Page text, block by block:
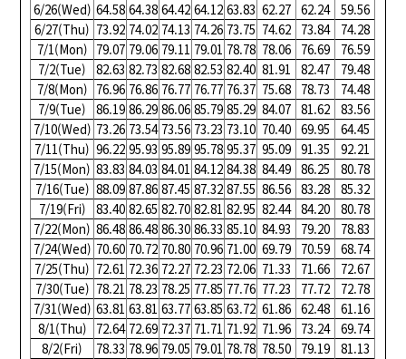
6/26(Wed) 64.58 64.38 64.42 64.12 63.83 62.27 62.24
59.56
6/27(Thu) 73.92 74.02 74.13 74.26 73.75 74.62 73.84
74.28
7/1(Mon) 79.07 79.06 79.11 79.01 78.78 78.06 76.69
76.59
7/2(Tue)
82.63 82.73 82.68 82.53 82.40 81.91 82.47
79.48
7/8(Mon) 76.96 76.86 76.77 76.77 76.37 75.68 78.73
74.48
7/9(Tue)
86.19 86.29 86.06 85.79 85.29 84.07 81.62
83.56
7/10(Wed) 73.26 73.54 73.56 73.23 73.10 70.40 69.95
64.45
7/11(Thu) 96.22 95.93 95.89 95.78 95.37 95.09 91.35
92.21
7/15(Mon) 83.83 84.03 84.01 84.12 84.38 84.49 86.25
80.78
7/16(Tue) 88.09 87.86 87.45 87.32 87.55 86.56 83.28
85.32
7/19(Fri)
83.40 82.65 82.70 82.81 82.95 82.44 84.20
80.78
7/22(Mon) 86.48 86.48 86.30 86.33 85.10 84.93 79.20
78.83
7/24(Wed) 70.60 70.72 70.80 70.96 71.00 69.79 70.59
68.74
7/25(Thu) 72.61 72.36 72.27 72.23 72.06 71.33 71.66
72.67
7/30(Tue) 78.21 78.23 78.25 77.85 77.76 77.23 77.72
72.78
7/31(Wed) 63.81 63.81 63.77 63.85 63.72 61.86 62.48
61.16
8/1(Thu)
72.64 72.69 72.37 71.71 71.92 71.96 73.24
69.74
8/2(Fri)
78.33 78.96 79.05 79.01 78.78 78.50 79.19
81.13